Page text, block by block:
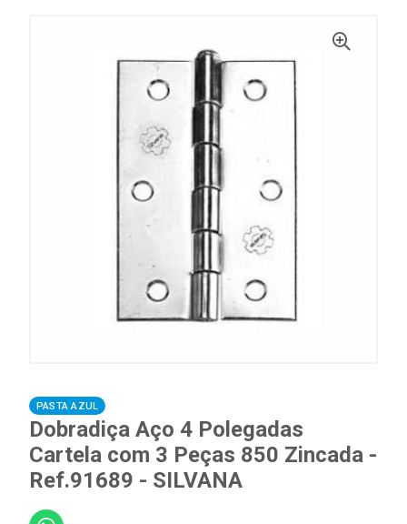
PASTA AZUL
Dobradiça Aço 4 Polegadas
Cartela com 3 Peças 850 Zincada -
Ref.91689 - SILVANA